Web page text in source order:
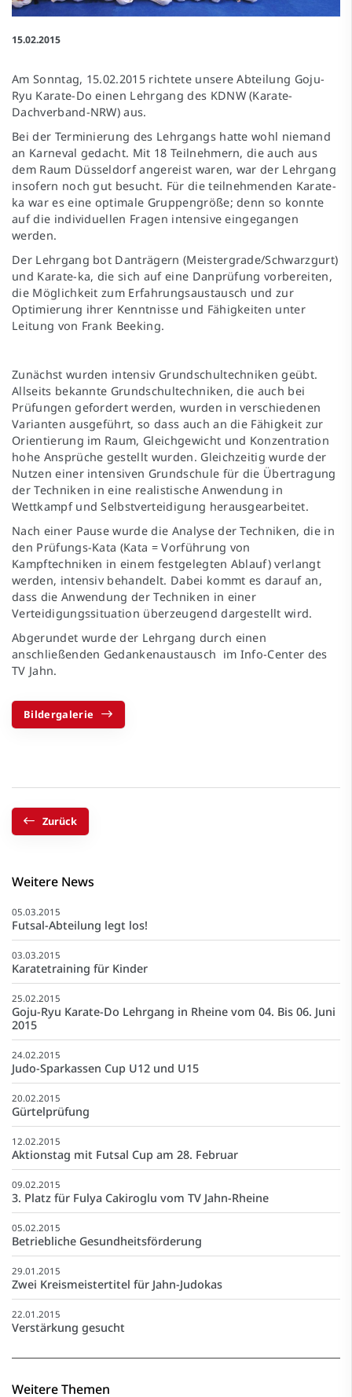
15.02.2015
Am Sonntag, 15.02.2015 richtete unsere Abteilung Goju-
Ryu Karate-Do einen Lehrgang des KDNW (Karate-
Dachverband-NRW) aus.
Bei der Terminierung des Lehrgangs hatte wohl niemand
an Karneval gedacht. Mit 18 Teilnehmern, die auch aus
dem Raum Düsseldorf angereist waren, war der Lehrgang
insofern noch gut besucht. Für die teilnehmenden Karate-
ka war es eine optimale Gruppengröße; denn so konnte
auf die individuellen Fragen intensive eingegangen
werden.
Der Lehrgang bot Danträgern (Meistergrade/Schwarzgurt)
und Karate-ka, die sich auf eine Danprüfung vorbereiten,
die Möglichkeit zum Erfahrungsaustausch und zur
Optimierung ihrer Kenntnisse und Fähigkeiten unter
Leitung von Frank Beeking.
Zunächst wurden intensiv Grundschultechniken geübt.
Allseits bekannte Grundschultechniken, die auch bei
Prüfungen gefordert werden, wurden in verschiedenen
Varianten ausgeführt, so dass auch an die Fähigkeit zur
Orientierung im Raum, Gleichgewicht und Konzentration
hohe Ansprüche gestellt wurden. Gleichzeitig wurde der
Nutzen einer intensiven Grundschule für die Übertragung
der Techniken in eine realistische Anwendung in
Wettkampf und Selbstverteidigung herausgearbeitet.
Nach einer Pause wurde die Analyse der Techniken, die in
den Prüfungs-Kata (Kata = Vorführung von
Kampftechniken in einem festgelegten Ablauf) verlangt
werden, intensiv behandelt. Dabei kommt es darauf an,
dass die Anwendung der Techniken in einer
Verteidigungssituation überzeugend dargestellt wird.
Abgerundet wurde der Lehrgang durch einen
anschließenden Gedankenaustausch im Info-Center des
TV Jahn.
Bildergalerie
Zurück
Weitere News
05.03.2015
Futsal-Abteilung legt los!
03.03.2015
Karatetraining für Kinder
25.02.2015
Goju-Ryu Karate-Do Lehrgang in Rheine vom 04. Bis 06. Juni
2015
24.02.2015
Judo-Sparkassen Cup U12 und U15
20.02.2015
Gürtelprüfung
12.02.2015
Aktionstag mit Futsal Cup am 28. Februar
09.02.2015
3. Platz für Fulya Cakiroglu vom TV Jahn-Rheine
05.02.2015
Betriebliche Gesundheitsförderung
29.01.2015
Zwei Kreismeistertitel für Jahn-Judokas
22.01.2015
Verstärkung gesucht
Weitere Themen